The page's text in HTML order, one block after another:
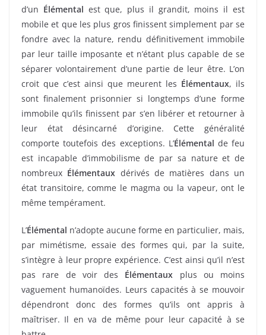
d’un Élémental est que, plus il grandit, moins il est
mobile et que les plus gros finissent simplement par se
fondre avec la nature, rendu définitivement immobile
par leur taille imposante et n’étant plus capable de se
séparer volontairement d’une partie de leur être. L’on
croit que c’est ainsi que meurent les Élémentaux, ils
sont finalement prisonnier si longtemps d’une forme
immobile qu’ils finissent par s’en libérer et retourner à
leur état désincarné d’origine. Cette généralité
comporte toutefois des exceptions. L’Élémental de feu
est incapable d’immobilisme de par sa nature et de
nombreux Élémentaux dérivés de matières dans un
état transitoire, comme le magma ou la vapeur, ont le
même tempérament.
L’Élémental n’adopte aucune forme en particulier, mais,
par mimétisme, essaie des formes qui, par la suite,
s’intègre à leur propre expérience. C’est ainsi qu’il n’est
pas rare de voir des Élémentaux plus ou moins
vaguement humanoïdes. Leurs capacités à se mouvoir
dépendront donc des formes qu’ils ont appris à
maîtriser. Il en va de même pour leur capacité à se